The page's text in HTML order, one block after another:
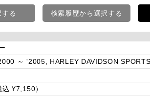
る 検索履歴から選択する
～ '2005, HARLEY DAVIDSON
¥7,150）